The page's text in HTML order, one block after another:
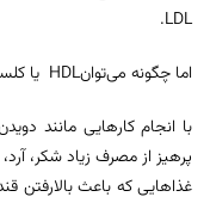
LDL.
اما چگونه می‌توانHDL یا کلسترول خوب را در بدن افزایش داد؟
با انجام کارهایی مانند
پرهیز از مصرف زیاد شکر،
غذاهایی که باعث